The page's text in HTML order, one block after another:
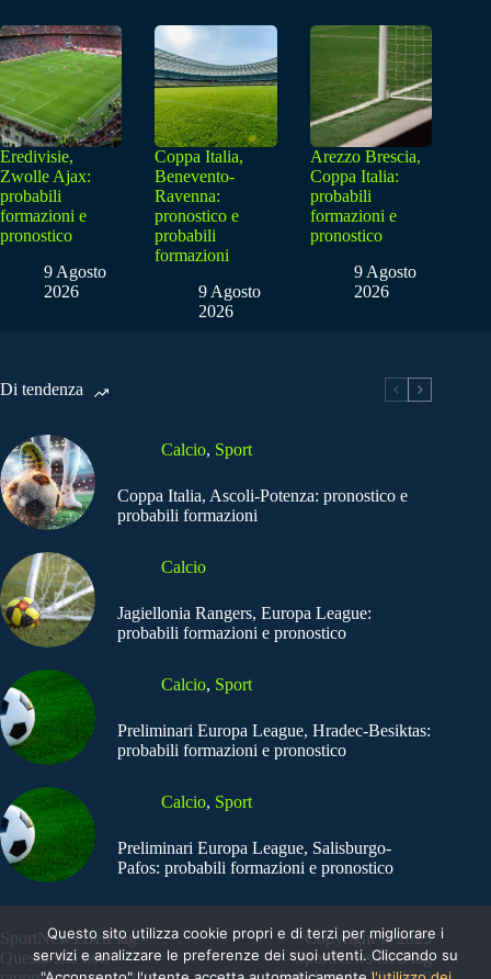
Eredivisie,
Zwolle Ajax:
probabili
formazioni e
pronostico
9 Agosto
2026
Coppa Italia,
Benevento-
Ravenna:
pronostico e
probabili
formazioni
9 Agosto
2026
Arezzo Brescia,
Coppa Italia:
probabili
formazioni e
pronostico
9 Agosto
2026
Di tendenza
Calcio, Sport
Coppa Italia, Ascoli-Potenza: pronostico e
probabili formazioni
Calcio
Jagiellonia Rangers, Europa League:
probabili formazioni e pronostico
Calcio, Sport
Preliminari Europa League, Hradec-Besiktas:
probabili formazioni e pronostico
Calcio, Sport
Preliminari Europa League, Salisburgo-
Pafos: probabili formazioni e pronostico
SportNews.BetFlag -
Questo sito non
Copyright © 2025
SportNews BetFlag
Questo sito utilizza cookie propri e di terzi per migliorare i
servizi e analizzare le preferenze dei suoi utenti. Cliccando su